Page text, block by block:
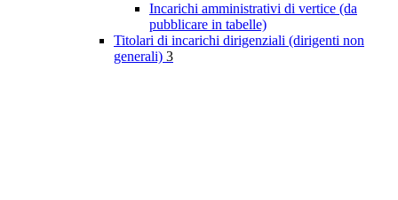
Incarichi amministrativi di vertice (da
pubblicare in tabelle)
Titolari di incarichi dirigenziali (dirigenti non
generali) 3